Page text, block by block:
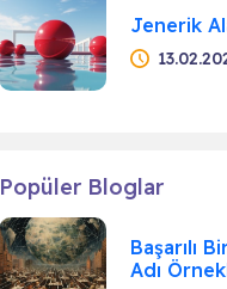
Jenerik
Popüler Bloglar
Başarılı
Adı